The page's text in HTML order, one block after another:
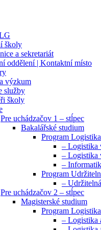
školy
a sekretariát
oddělení | Kontaktní místo
výzkum
služby
školy
Pre uchádzačov 1 – stĺpec
Bakalářské studium
Program
– Logistika
– Logistika
–
Program
–
Pre uchádzačov 2 – stĺpec
Magisterské studium
Program
– Logistika